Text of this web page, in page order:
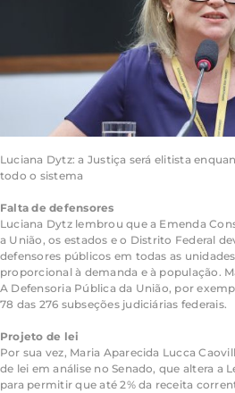
Luciana Dytz: a Justiça será elitista
todo o sistema
Falta de defensores
Luciana Dytz lembrou que a Emenda
a União, os estados e o Distrito Federal
defensores públicos em todas as
proporcional à demanda e à população.
A Defensoria Pública da União, por
78 das 276 subseções judiciárias federais.
Projeto de lei
Por sua vez, Maria Aparecida Lucca
de lei em análise no Senado, que altera a
para permitir que até 2% da receita